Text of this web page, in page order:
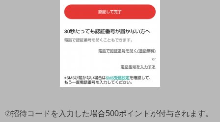
⑦招待コードを入力した場合500ポイントが付与されます。